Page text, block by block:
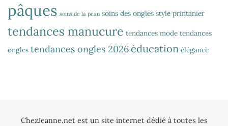
pâques soins de la peau soins des ongles style printanier
tendances manucure tendances mode tendances
ongles tendances ongles 2026 éducation élégance
ChezJeanne.net est un site internet dédié à toutes les